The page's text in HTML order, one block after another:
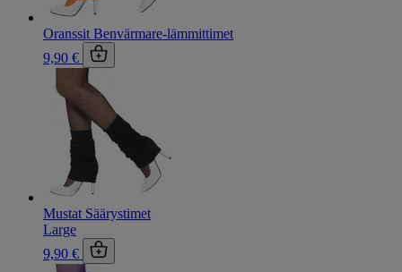
Oranssit Benvärmare-lämmittimet
9,90 €
Mustat Säärystimet
Large
9,90 €